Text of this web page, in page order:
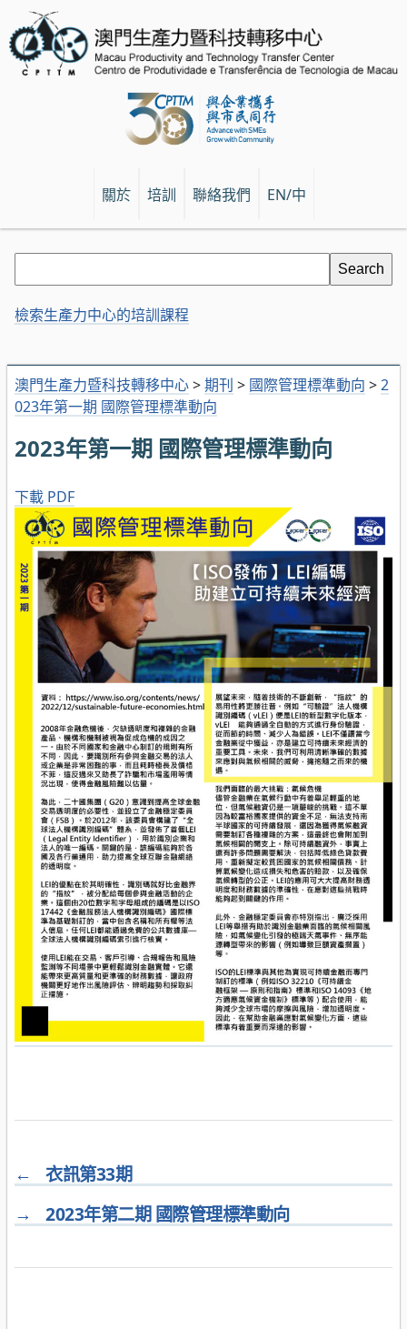
關於 培訓 聯絡我們 EN/中
澳門生產力暨科技轉移中心>期刊 > 國際管理標準動向 >2
023年第一期 國際管理標準動向
2023年第一期 國際管理標準動向
下載 PDF
←
衣訊第33期
→
2023年第二期 國際管理標準動向
檢索生產力中心的培訓課程